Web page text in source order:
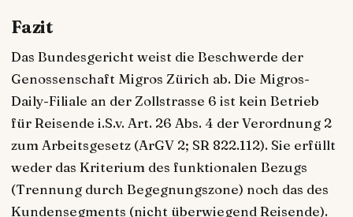
Fazit
Das Bundesgericht weist die Beschwerde der
Genossenschaft Migros Zürich ab. Die Migros-
Daily-Filiale an der Zollstrasse 6 ist kein Betrieb
für Reisende i.S.v. Art. 26 Abs. 4 der Verordnung 2
zum Arbeitsgesetz (ArGV 2; SR 822.112). Sie erfüllt
weder das Kriterium des funktionalen Bezugs
(Trennung durch Begegnungszone) noch das des
Kundensegments (nicht überwiegend Reisende).